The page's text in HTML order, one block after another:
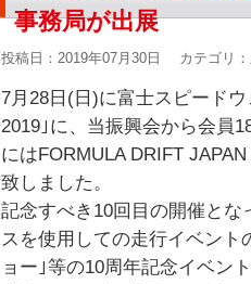
事務局が出展
投稿日：2019年07月30日 カテゴリ：
7月28日(日)に富士スピード
2019｣に、当振興会から会員
にはFORMULA DRIFT
致しました。
記念すべき10回目の開催と
スを使用しての走行イベント
ョー｣等の10周年記念イベン